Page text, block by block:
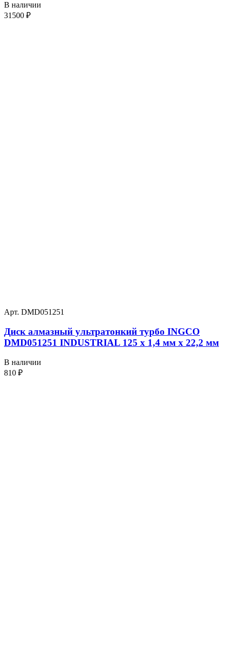
В наличии
31500 ₽
Арт. DMD051251
Диск алмазный ультратонкий турбо INGCO
DMD051251 INDUSTRIAL 125 х 1,4 мм x 22,2 мм
В наличии
810 ₽